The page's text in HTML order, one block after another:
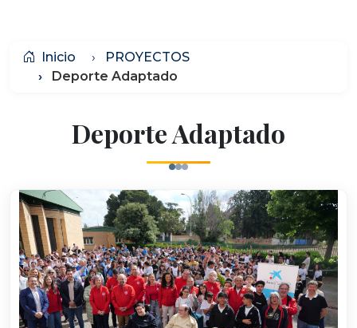
Inicio
PROYECTOS
Deporte Adaptado
Deporte Adaptado